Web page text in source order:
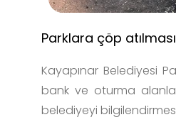
Parklara çöp
Kayapınar Belediyesi
bank ve oturma
belediyeyi bilgilendirmesi